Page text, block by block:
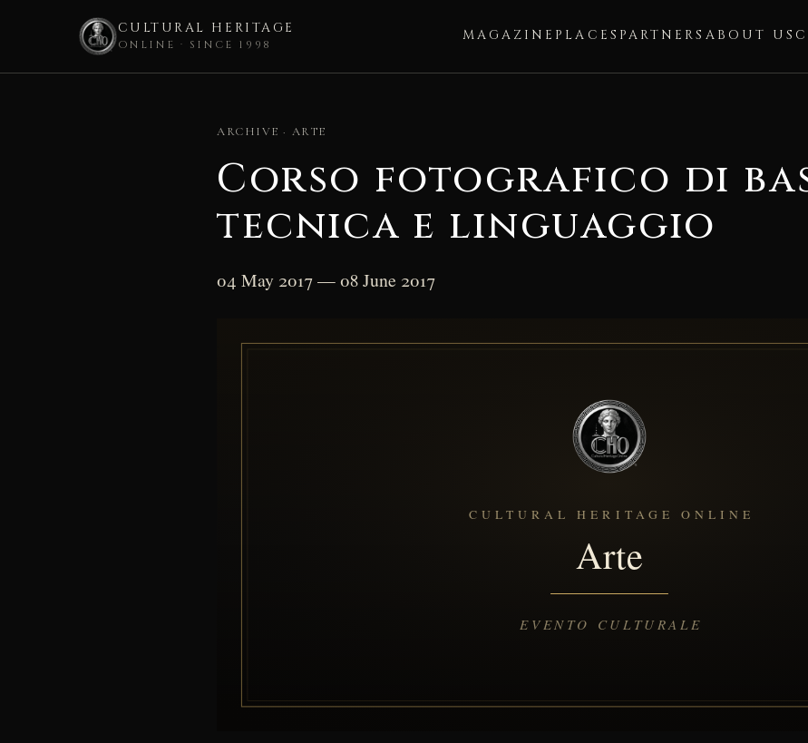
CULTURAL HERITAGE
ONLINE · SINCE 1998
MAGAZINE PLACES PARTNERS ABOUT US
ARCHIVE · ARTE
Corso fotografico di
tecnica e linguaggio
04 May 2017 — 08 June 2017